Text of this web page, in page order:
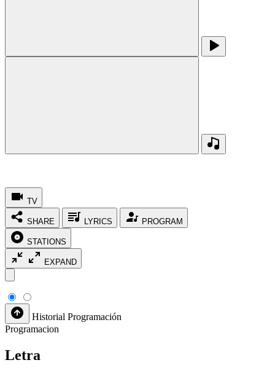
TV
SHARE LYRICS PROGRAM
STATIONS
EXPAND
Historial Programación
Programacion
Letra